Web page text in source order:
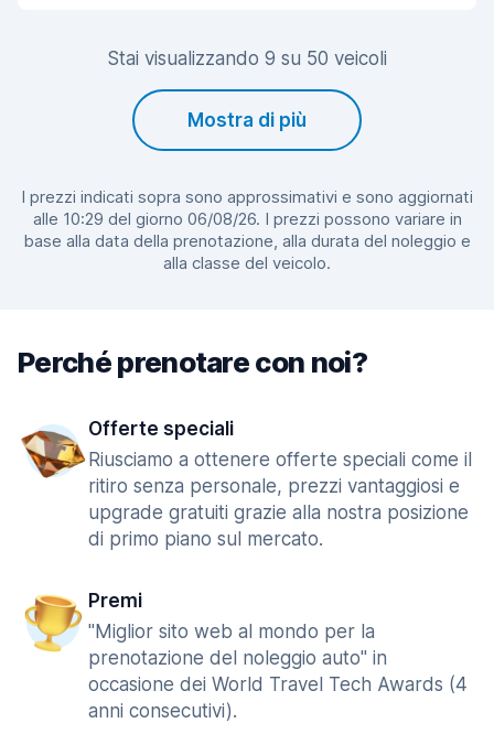
Stai visualizzando 9 su 50 veicoli
Mostra di più
I prezzi indicati sopra sono approssimativi e sono aggiornati
alle 10:29 del giorno 06/08/26. I prezzi possono variare in
base alla data della prenotazione, alla durata del noleggio e
alla classe del veicolo.
Perché prenotare con noi?
Offerte speciali
Riusciamo a ottenere offerte speciali come il
ritiro senza personale, prezzi vantaggiosi e
upgrade gratuiti grazie alla nostra posizione
di primo piano sul mercato.
Premi
"Miglior sito web al mondo per la
prenotazione del noleggio auto" in
occasione dei World Travel Tech Awards (4
anni consecutivi).